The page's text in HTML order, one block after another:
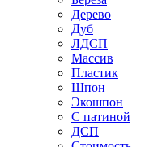
Дерево
Дуб
ЛДСП
Массив
Пластик
Шпон
Экошпон
С патиной
ДСП